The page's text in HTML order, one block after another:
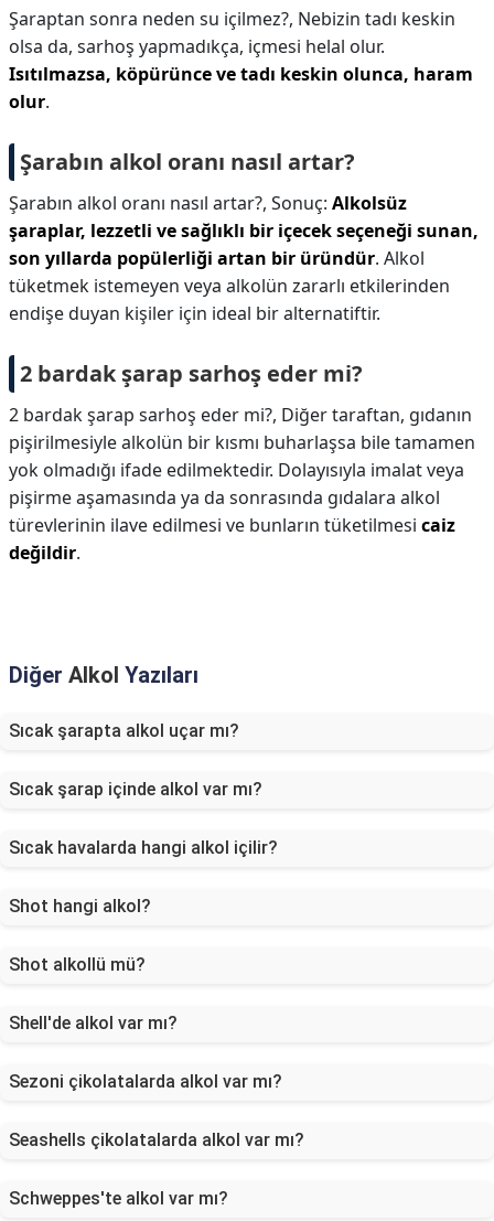
Şaraptan sonra neden su içilmez?, Nebizin tadı keskin
olsa da, sarhoş yapmadıkça, içmesi helal olur.
Isıtılmazsa, köpürünce ve tadı keskin olunca, haram
olur.
Şarabın alkol oranı nasıl artar?
Şarabın alkol oranı nasıl artar?, Sonuç: Alkolsüz
şaraplar, lezzetli ve sağlıklı bir içecek seçeneği sunan,
son yıllarda popülerliği artan bir üründür. Alkol
tüketmek istemeyen veya alkolün zararlı etkilerinden
endişe duyan kişiler için ideal bir alternatiftir.
2 bardak şarap sarhoş eder mi?
2 bardak şarap sarhoş eder mi?, Diğer taraftan, gıdanın
pişirilmesiyle alkolün bir kısmı buharlaşsa bile tamamen
yok olmadığı ifade edilmektedir. Dolayısıyla imalat veya
pişirme aşamasında ya da sonrasında gıdalara alkol
türevlerinin ilave edilmesi ve bunların tüketilmesi caiz
değildir.
Diğer Alkol Yazıları
Sıcak şarapta alkol uçar mı?
Sıcak şarap içinde alkol var mı?
Sıcak havalarda hangi alkol içilir?
Shot hangi alkol?
Shot alkollü mü?
Shell'de alkol var mı?
Sezoni çikolatalarda alkol var mı?
Seashells çikolatalarda alkol var mı?
Schweppes'te alkol var mı?